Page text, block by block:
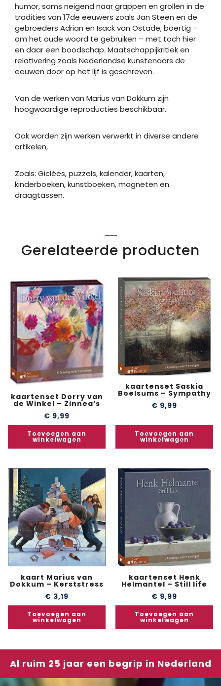
humor, soms neigend naar grappen en grollen in de
tradities van 17de eeuwers zoals Jan Steen en de
gebroeders Adrian en Isack van Ostade, boertig –
om het oude woord te gebruiken – met toch hier
en daar een boodschap. Maatschappijkritiek en
relativering zoals Nederlandse kunstenaars de
eeuwen door op het lijf is geschreven.
Van de werken van Marius van Dokkum zijn
hoogwaardige reproducties beschikbaar.
Ook worden zijn werken verwerkt in diverse andere
artikelen,
Zoals: Giclées, puzzels, kalender, kaarten,
kinderboeken, kunstboeken, magneten en
draagtassen.
Gerelateerde producten
kaartenset Dorry van
de Winkel – Zinnea’s
€ 9,99
Toevoegen aan
winkelwagen
kaartenset Saskia
Boelsums – Sympathy
€ 9,99
Toevoegen aan
winkelwagen
kaart Marius van
Dokkum – Kerststress
€ 3,19
Toevoegen aan
winkelwagen
kaartenset Henk
Helmantel – Still life
€ 9,99
Toevoegen aan
winkelwagen
Al ruim 25 jaar een begrip in Nederland